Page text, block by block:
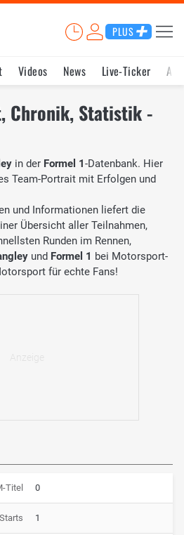
PLUS
Videos News Live-Ticker
Chronik, Statistik -
in der Formel 1-Datenbank. Hier
Team-Portrait mit Erfolgen und
und Informationen liefert die
Übersicht aller Teilnahmen,
Runden im Rennen,
und Formel 1 bei Motorsport-
für echte Fans!
Titel 0
1